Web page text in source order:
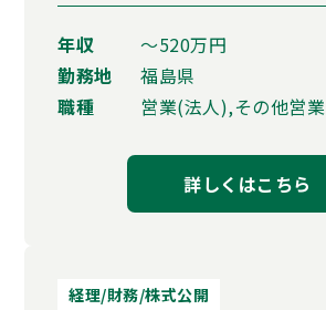
年収
〜520万円
勤務地
福島県
職種
営業(法人),その他営業
詳しくはこちら
経理/財務/株式公開